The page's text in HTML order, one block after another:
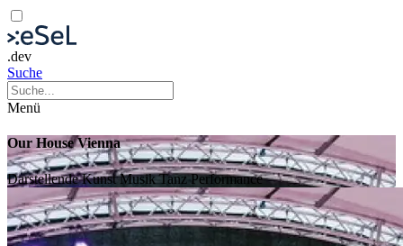
.dev
Suche
Menü
Our House Vienna
Darstellende KunstMusikTanzPerformance